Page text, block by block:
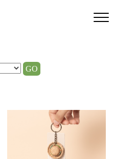
GO